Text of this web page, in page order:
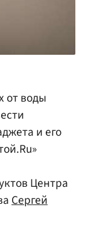
от воды
и его
Центра
Сергей